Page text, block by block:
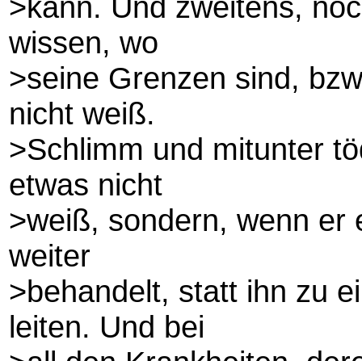
wissen, wo
>seine Grenzen sind,
nicht weiß.
>Schlimm und mitunter
etwas nicht
>weiß, sondern, wenn er
weiter
>behandelt, statt ihn zu
leiten. Und bei